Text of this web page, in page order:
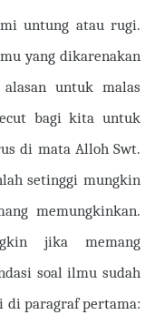
untung atau rugi.
yang dikarenakan
untuk malas
bagi kita untuk
di mata Alloh Swt.
setinggi mungkin
memungkinkan.
jika memang
soal ilmu sudah
di paragraf pertama: